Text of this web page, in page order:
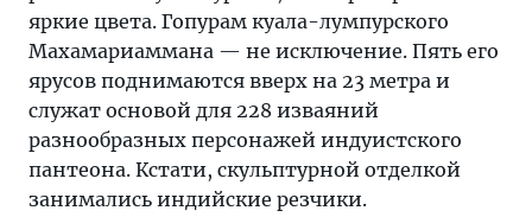
яркие цвета. Гопурам куала-лумпурского
Махамариаммана — не исключение. Пять его
ярусов поднимаются вверх на 23 метра и
служат основой для 228 изваяний
разнообразных персонажей индуистского
пантеона. Кстати, скульптурной отделкой
занимались индийские резчики.